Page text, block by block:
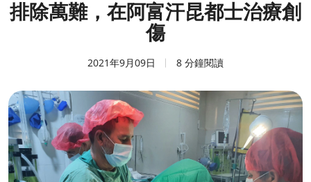
排除萬難，在阿富汗昆都士治療創
傷
2021年9月09日 8 分鐘閱讀